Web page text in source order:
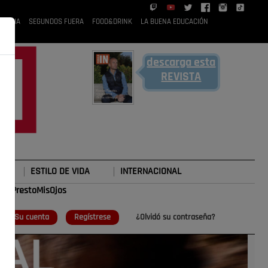
RUBIA SEGUNDOS FUERA FOOD&DRINK LA BUENA EDUCACIÓN
descarga esta
REVISTA
ESTILO DE VIDA INTERNACIONAL
Su cuenta Regístrese ¿Olvidó su contraseña?